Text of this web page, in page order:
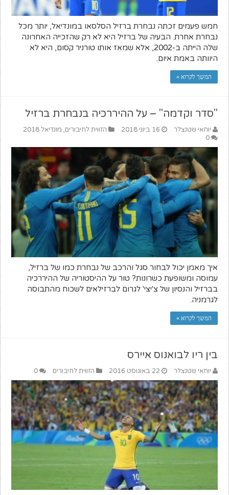
חמש פעמים זכתה נבחרת ברזיל הסלסאו במונדיאל, יותר מכל
נבחרת אחרת. הבעיה של ברזיל היא לא רק שהזכייה האחרונה
שלה הייתה ב-2002, אלא שמאז אותו טורניר קסום, היא לא
היוותה באמת איום.
המשך לקרוא »
"סדר וקדמה" – על ההיררכיה בנבחרת ברזיל
יוחאי שטנצלר 16 ביוני 2018 הזווית לחיבורים, מונדיאל 2018
0
איך מאמן יכול לבחור סגל והרכב של נבחרת כמו של ברזיל,
עמוסה ומשופעת כשרונות? טור על ההיסטוריה של ההיררכיה
בברזיל והנסיון של צ'יצי' לגרום לברזילאים לשכוח מהתבוסה
לגרמניה.
המשך לקרוא »
בין ריו לבואנוס איירס
יוחאי שטנצלר 22 באוגוסט 2016 הזווית לחיבורים 0